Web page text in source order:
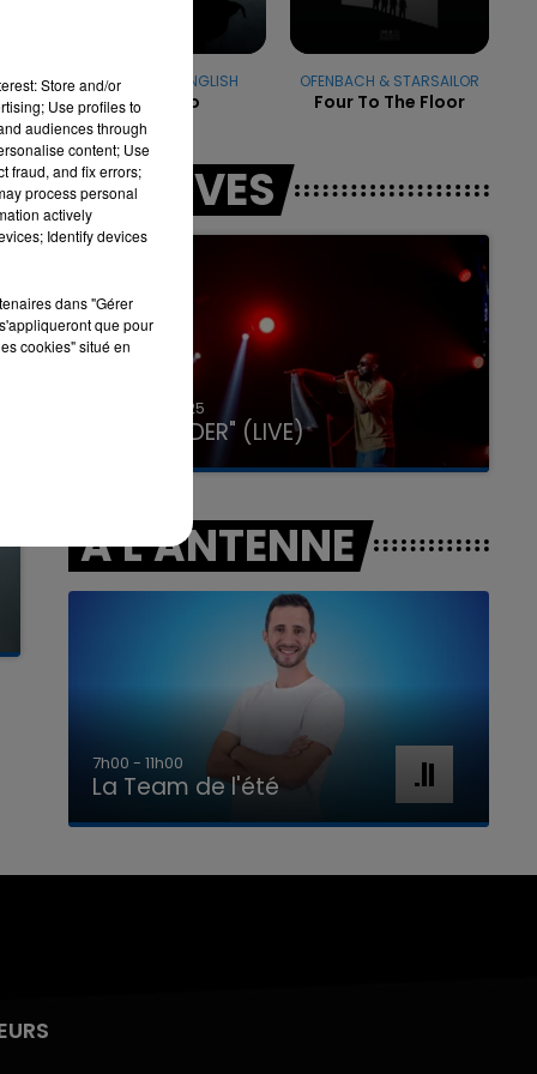
7h00 - 11h00
LA TEAM DE L'ÉTÉ
DADJU & FRANGLISH
Django
OFENBACH & STARSAILOR
Four To The Floor
LES LIVES
31 janvier 2025
GIMS "SPIDER" (LIVE)
A L'ANTENNE
7h00 - 11h00
La Team de l'été
Store and/or
Use profiles to
audiences through
content; Use
fraud, and fix errors;
process personal
actively
Identify devices
dans "Gérer
que pour
cookies" situé en